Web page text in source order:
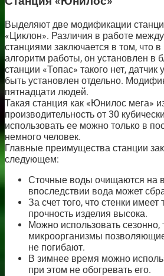
Выделяют две модификации
«Циклон». Различия в работе
станциями заключается в том, что
алгоритм работы, он установлен в
станции «Топас» такого нет,
быть установлен отдельно.
пятнадцати людей.
Такая станция как «Юнилос мега»
производительность от 30
использовать ее можно только в
немного человек.
Главные преимущества станции
следующем:
Сточные воды очищаются на
впоследствии вода может
За счет того, что стенки
прочность изделия высока.
Можно использовать сезонно,
микроорганизмы
не погибают.
В зимнее время можно
при этом не обогревать его.